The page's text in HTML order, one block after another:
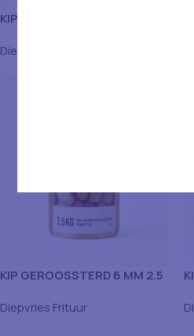
KIP GEROOSSERD 7 MM
Diepvries Frituur
KIP GEROOSSTERD 6 MM 2.5
Diepvries Frituur